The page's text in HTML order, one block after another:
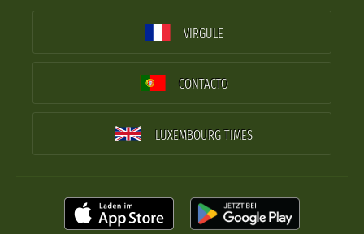
VIRGULE
CONTACTO
LUXEMBOURG TIMES